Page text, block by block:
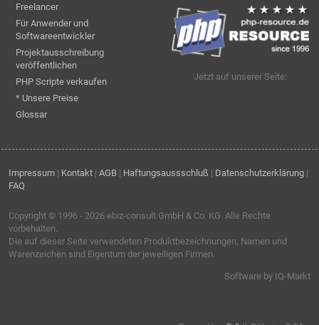
Freelancer
Für Anwender und
Softwareentwickler
Projektausschreibung
veröffentlichen
PHP Scripte verkaufen
* Unsere Preise
Glossar
Jetzt auf unserer Seite:
Impressum | Kontakt | AGB | Haftungsaussschluß | Datenschutzerklärung |
FAQ
Copyright © 1996 - 2026 ebiz-consult GmbH & Co. KG. Alle Rechte
vorbehalten.
Die auf dieser Seite verwendeten Produktbezeichnungen, Namen und
Warenzeichen sind Eigentum der jeweiligen Firmen.
Software by IQ-Markt